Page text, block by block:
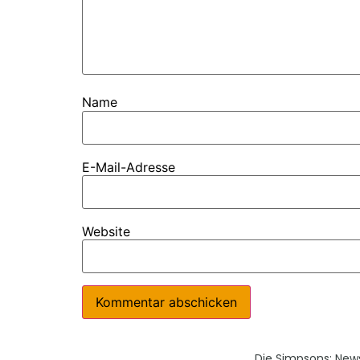
Name
E-Mail-Adresse
Website